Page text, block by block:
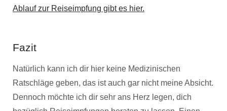
Ablauf zur Reiseimpfung gibt es hier.
Fazit
Natürlich kann ich dir hier keine Medizinischen
Ratschläge geben, das ist auch gar nicht meine Absicht.
Dennoch möchte ich dir sehr ans Herz legen, dich